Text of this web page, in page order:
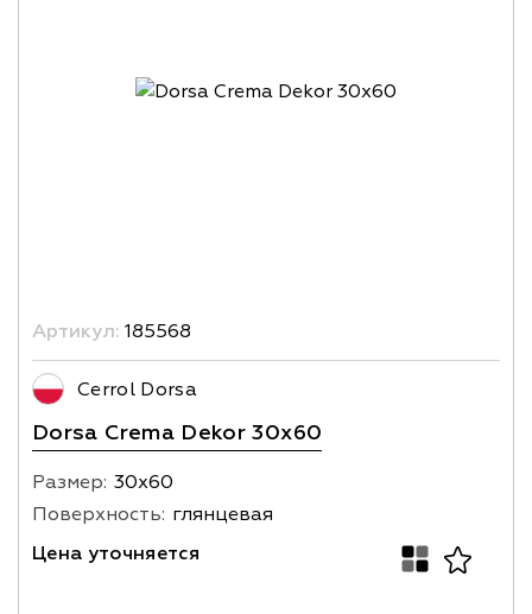
Артикул: 185568
Cerrol Dorsa
Dorsa Crema Dekor 30x60
Размер: 30х60
Поверхность: глянцевая
Цена уточняется